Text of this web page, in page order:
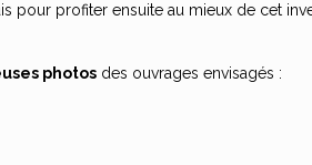
profiter ensuite au mieux de cet
photos des ouvrages envisagés :